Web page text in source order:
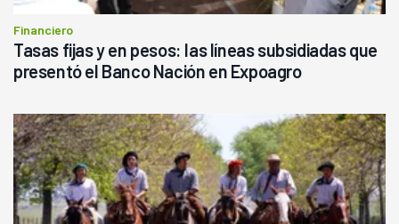
Financiero
Tasas fijas y en pesos: las líneas subsidiadas que
presentó el Banco Nación en Expoagro